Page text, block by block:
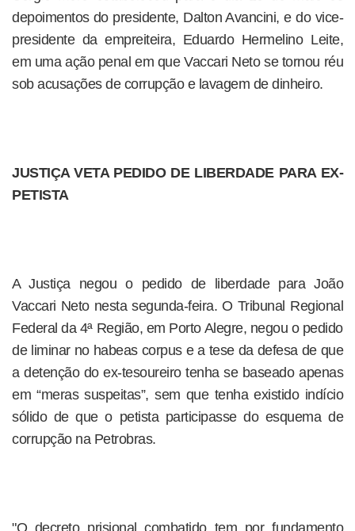
depoimentos do presidente, Dalton Avancini, e do vice-
presidente da empreiteira, Eduardo Hermelino Leite,
em uma ação penal em que Vaccari Neto se tornou réu
sob acusações de corrupção e lavagem de dinheiro.
JUSTIÇA VETA PEDIDO DE LIBERDADE PARA EX-
PETISTA
A Justiça negou o pedido de liberdade para João
Vaccari Neto nesta segunda-feira. O Tribunal Regional
Federal da 4ª Região, em Porto Alegre, negou o pedido
de liminar no habeas corpus e a tese da defesa de que
a detenção do ex-tesoureiro tenha se baseado apenas
em “meras suspeitas”, sem que tenha existido indício
sólido de que o petista participasse do esquema de
corrupção na Petrobras.
"O decreto prisional combatido tem por fundamento